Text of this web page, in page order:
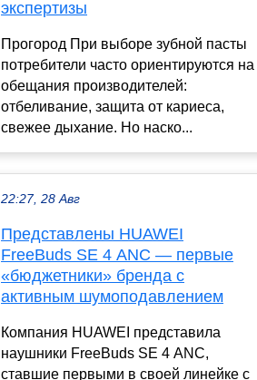
экспертизы
Прогород При выборе зубной пасты
потребители часто ориентируются на
обещания производителей:
отбеливание, защита от кариеса,
свежее дыхание. Но наско...
22:27, 28 Авг
Представлены HUAWEI
FreeBuds SE 4 ANC — первые
«бюджетники» бренда с
активным шумоподавлением
Компания HUAWEI представила
наушники FreeBuds SE 4 ANC,
ставшие первыми в своей линейке с